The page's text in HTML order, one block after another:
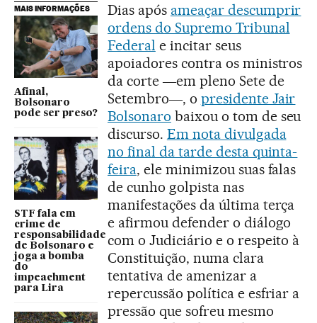
MAIS INFORMAÇÕES
Afinal,
Bolsonaro
pode ser preso?
STF fala em
crime de
responsabilidade
de Bolsonaro e
joga a bomba
do
impeachment
para Lira
Dias após ameaçar descumprir
ordens do Supremo Tribunal
Federal e incitar seus
apoiadores contra os ministros
da corte ―em pleno Sete de
Setembro―, o presidente Jair
Bolsonaro baixou o tom de seu
discurso. Em nota divulgada
no final da tarde desta quinta-
feira, ele minimizou suas falas
de cunho golpista nas
manifestações da última terça
e afirmou defender o diálogo
com o Judiciário e o respeito à
Constituição, numa clara
tentativa de amenizar a
repercussão política e esfriar a
pressão que sofreu mesmo